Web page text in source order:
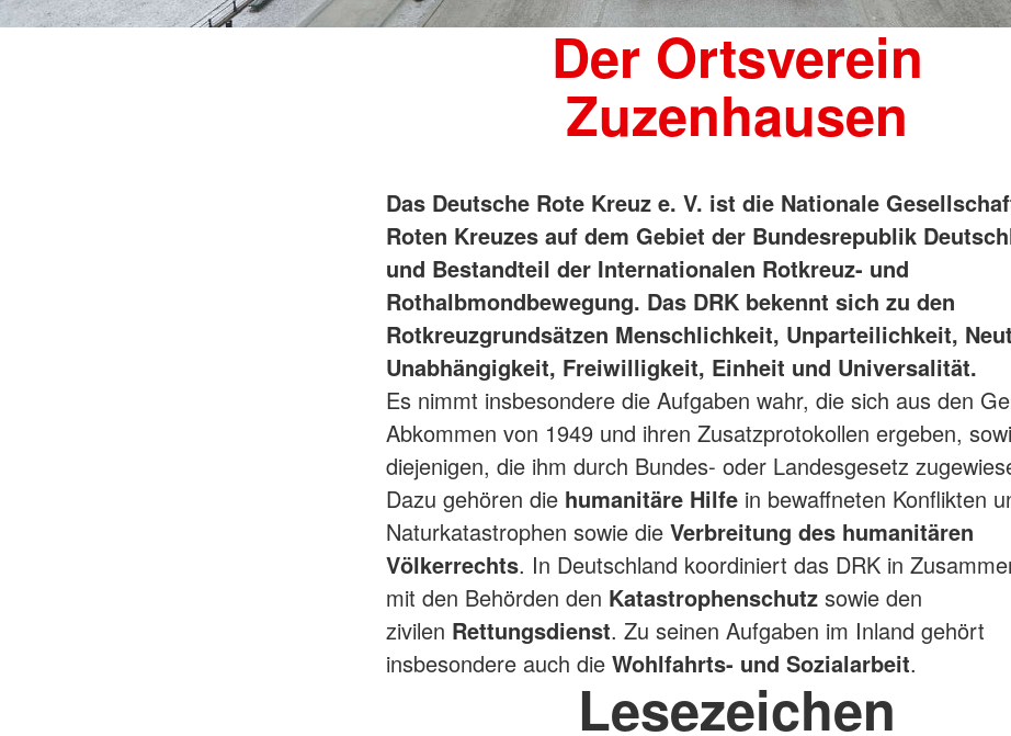
Der Ortsverein
Zuzenhausen
Das Deutsche Rote Kreuz e. V. ist die Nationale
Roten Kreuzes auf dem Gebiet der Bundesrepublik
und Bestandteil der Internationalen Rotkreuz- und
Rothalbmondbewegung. Das DRK bekennt sich zu den
Rotkreuzgrundsätzen Menschlichkeit, Unparteilichkeit,
Unabhängigkeit, Freiwilligkeit, Einheit und Universalität.
Es nimmt insbesondere die Aufgaben wahr, die sich aus den
Abkommen von 1949 und ihren Zusatzprotokollen ergeben,
diejenigen, die ihm durch Bundes- oder Landesgesetz
Dazu gehören die humanitäre Hilfe in bewaffneten Konflikten
Naturkatastrophen sowie die Verbreitung des humanitären
Völkerrechts. In Deutschland koordiniert das DRK in
mit den Behörden den Katastrophenschutz sowie den
zivilen Rettungsdienst. Zu seinen Aufgaben im Inland gehört
insbesondere auch die Wohlfahrts- und Sozialarbeit.
Lesezeichen